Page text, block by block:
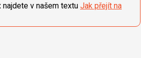
v našem textu Jak přejít na